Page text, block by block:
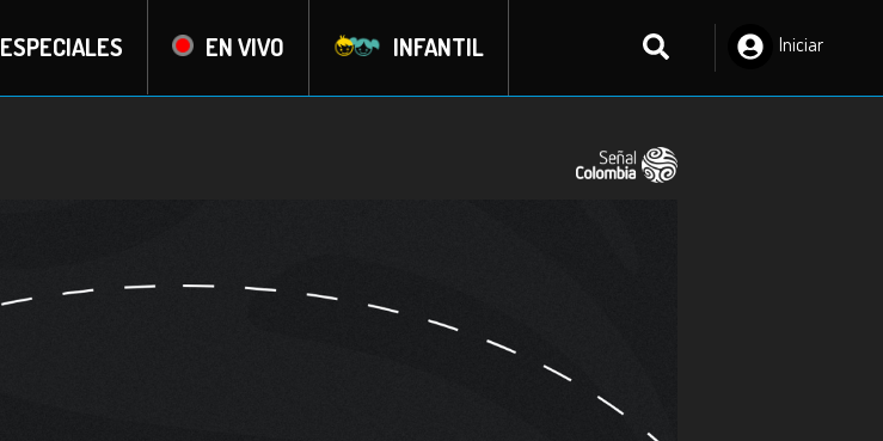
ESPECIALES EN VIVO INFANTIL
Iniciar